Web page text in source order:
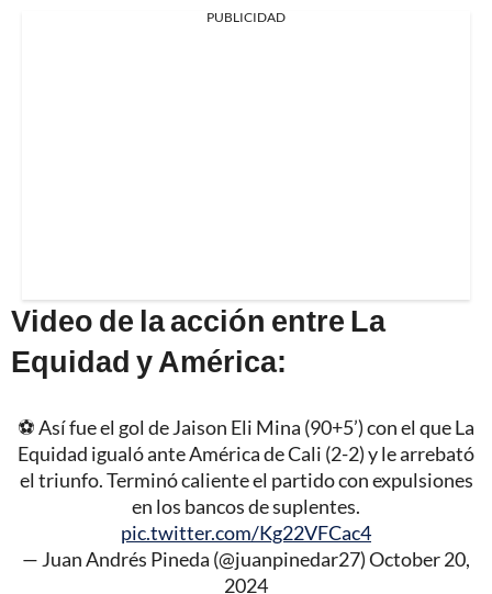
PUBLICIDAD
Video de la acción entre La
Equidad y América:
⚽️ Así fue el gol de Jaison Eli Mina (90+5’) con el que La
Equidad igualó ante América de Cali (2-2) y le arrebató
el triunfo. Terminó caliente el partido con expulsiones
en los bancos de suplentes.
pic.twitter.com/Kg22VFCac4
— Juan Andrés Pineda (@juanpinedar27)October 20,
2024